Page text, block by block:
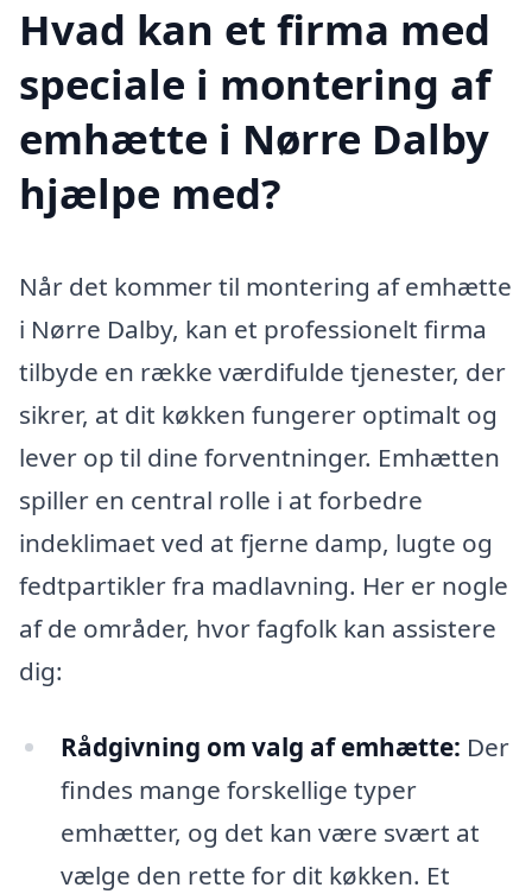
Hvad kan et firma med
speciale i montering af
emhætte i Nørre Dalby
hjælpe med?
Når det kommer til montering af emhætte
i Nørre Dalby, kan et professionelt firma
tilbyde en række værdifulde tjenester, der
sikrer, at dit køkken fungerer optimalt og
lever op til dine forventninger. Emhætten
spiller en central rolle i at forbedre
indeklimaet ved at fjerne damp, lugte og
fedtpartikler fra madlavning. Her er nogle
af de områder, hvor fagfolk kan assistere
dig:
Rådgivning om valg af emhætte: Der
findes mange forskellige typer
emhætter, og det kan være svært at
vælge den rette for dit køkken. Et